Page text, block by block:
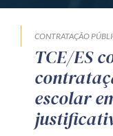
CONTRATAÇÃO
TCE/ES
escolar